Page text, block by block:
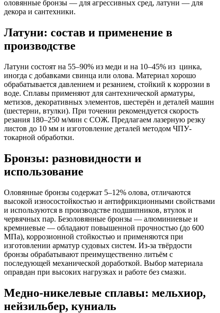
оловянные бронзы — для агрессивных сред, латуни — для
декора и сантехники.
Латуни: состав и применение в
производстве
Латуни состоят на 55–90% из меди и на 10–45% из цинка,
иногда с добавками свинца или олова. Материал хорошо
обрабатывается давлением и резанием, стойкий к коррозии в
воде. Сплавы применяют для сантехнической арматуры,
метизов, декоративных элементов, шестерён и деталей машин
(шестерни, втулки). При точении рекомендуется скорость
резания 180–250 м/мин с СОЖ. Предлагаем лазерную резку
листов до 10 мм и изготовление деталей методом ЧПУ-
токарной обработки.
Бронзы: разновидности и
использование
Оловянные бронзы содержат 5–12% олова, отличаются
высокой износостойкостью и антифрикционными свойствами
и используются в производстве подшипников, втулок и
червячных пар. Безоловянные бронзы — алюминиевые и
кремниевые — обладают повышенной прочностью (до 600
МПа), коррозионной стойкостью и применяются при
изготовлении арматур судовых систем. Из-за твёрдости
бронзы обрабатывают преимущественно литьём с
последующей механической доработкой. Выбор материала
оправдан при высоких нагрузках и работе без смазки.
Медно-никелевые сплавы: мельхиор,
нейзильбер, куниаль